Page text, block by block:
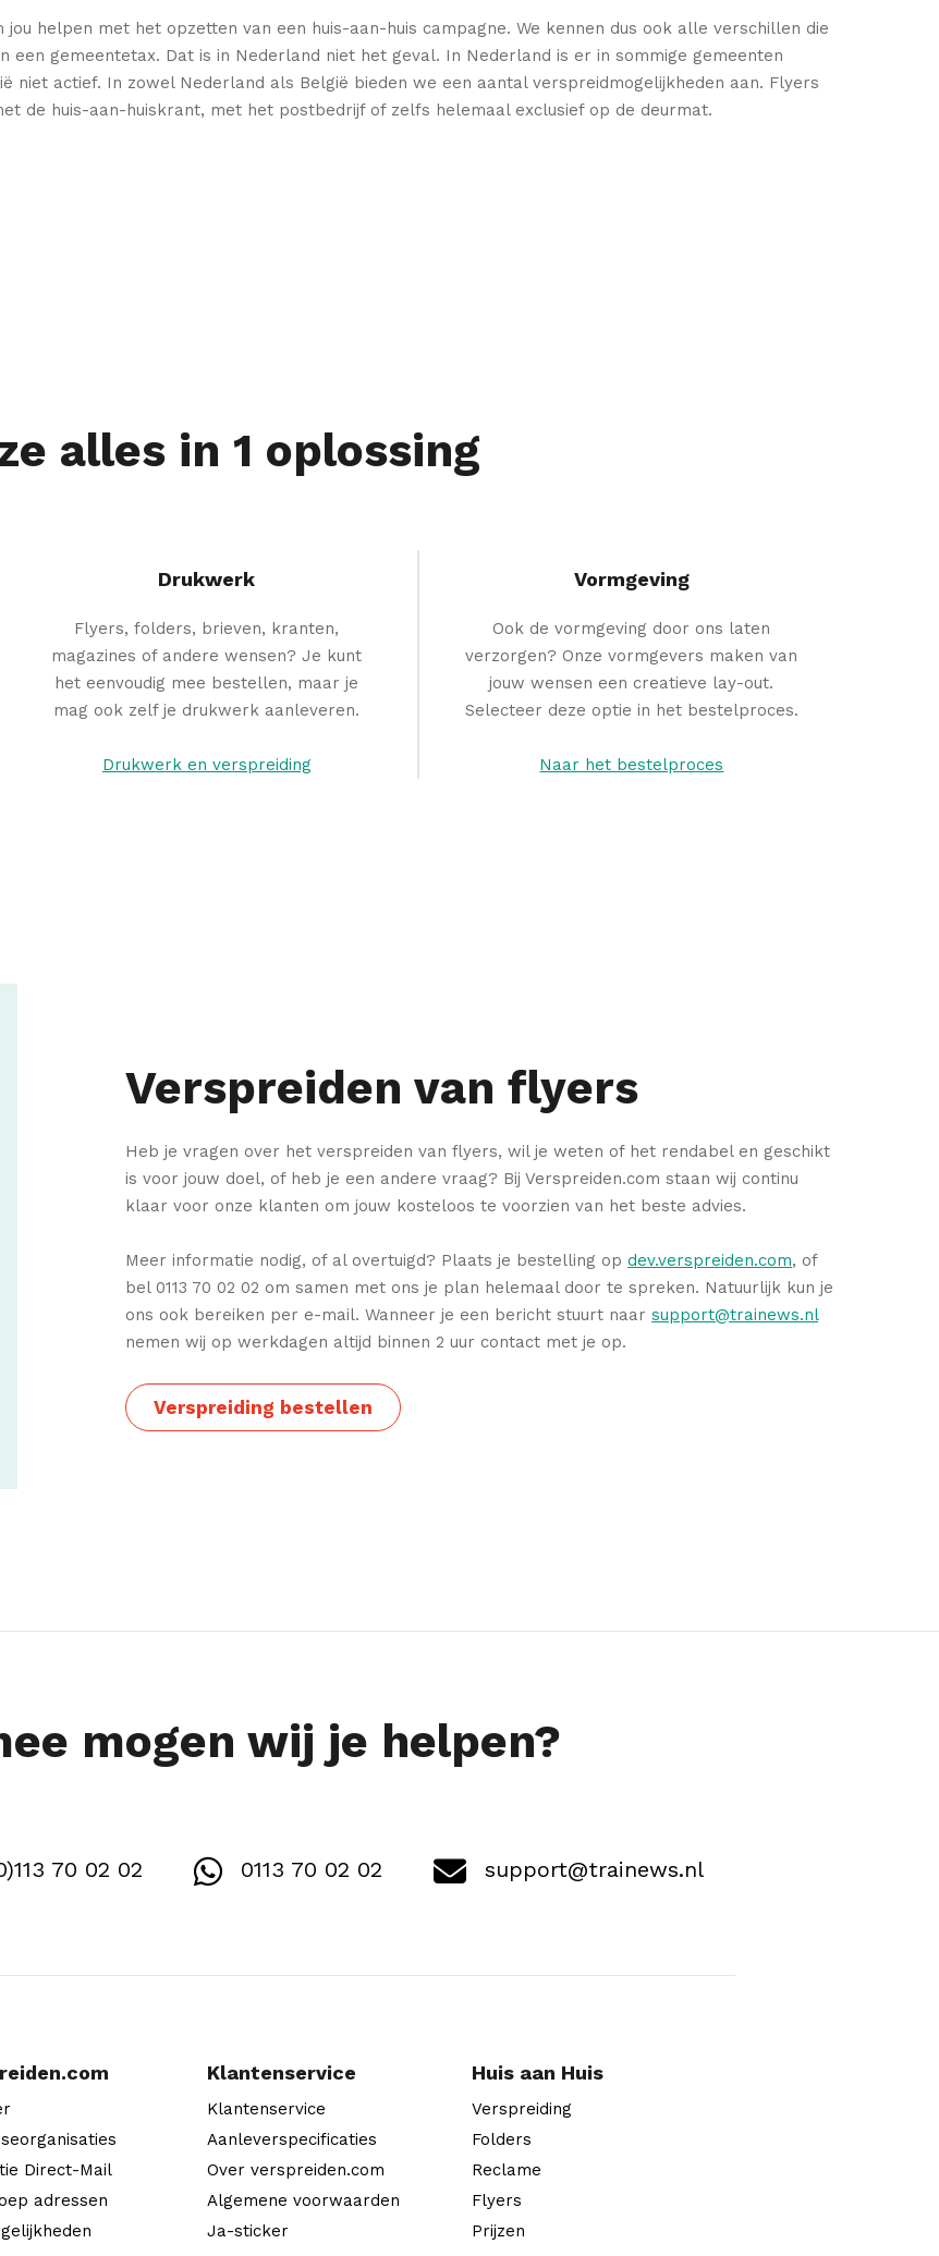
helpen met het opzetten van een huis-aan-huis campagne. We kennen dus ook alle verschillen die
een gemeentetax. Dat is in Nederland niet het geval. In Nederland is er in sommige gemeenten
niet actief. In zowel Nederland als België bieden we een aantal verspreidmogelijkheden aan. Flyers
de huis-aan-huiskrant, met het postbedrijf of zelfs helemaal exclusief op de deurmat.
alles in 1 oplossing
Drukwerk
Flyers, folders, brieven, kranten,
magazines of andere wensen? Je kunt
het eenvoudig mee bestellen, maar je
mag ook zelf je drukwerk aanleveren.
Drukwerk en verspreiding
Vormgeving
Ook de vormgeving door ons laten
verzorgen? Onze vormgevers maken van
jouw wensen een creatieve lay-out.
Selecteer deze optie in het bestelproces.
Naar het bestelproces
Verspreiden van flyers
Heb je vragen over het verspreiden van flyers, wil je weten of het rendabel en geschikt
is voor jouw doel, of heb je een andere vraag? Bij Verspreiden.com staan wij continu
klaar voor onze klanten om jouw kosteloos te voorzien van het beste advies.
Meer informatie nodig, of al overtuigd? Plaats je bestelling opdev.verspreiden.com, of
bel 0113 70 02 02 om samen met ons je plan helemaal door te spreken. Natuurlijk kun je
ons ook bereiken per e-mail. Wanneer je een bericht stuurt naarsupport@trainews.nl
nemen wij op werkdagen altijd binnen 2 uur contact met je op.
Verspreiding bestellen
mogen wij je helpen?
70 02 02 0113 70 02 02 support@trainews.nl
Direct-Mail
adressen
Klantenservice
Klantenservice
Aanleverspecificaties
Over verspreiden.com
Algemene voorwaarden
Ja-sticker
Huis aan Huis
Verspreiding
Folders
Reclame
Flyers
Prijzen